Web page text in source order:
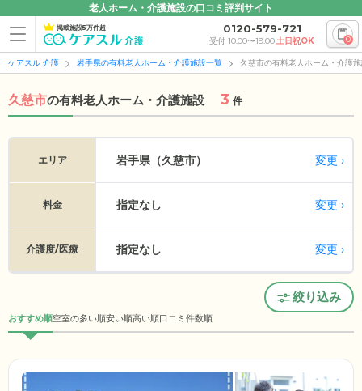
老人ホーム・介護施設の口コミ評判サイト
掲載施設5万件超 0120-579-721
受付 10:00〜19:00土日祝OK 0
ケアスル 介護 岩手県の有料老人ホーム・介護施設一覧 久慈市の有料老人ホーム・介護
久慈市の有料老人ホーム・介護施設 3 件
エリア 岩手県（久慈市） 変更
料金 指定なし 変更
介護度/医療 指定なし 変更
絞り込み
おすすめ順空室の多い順安い順高い順口コミ件数順